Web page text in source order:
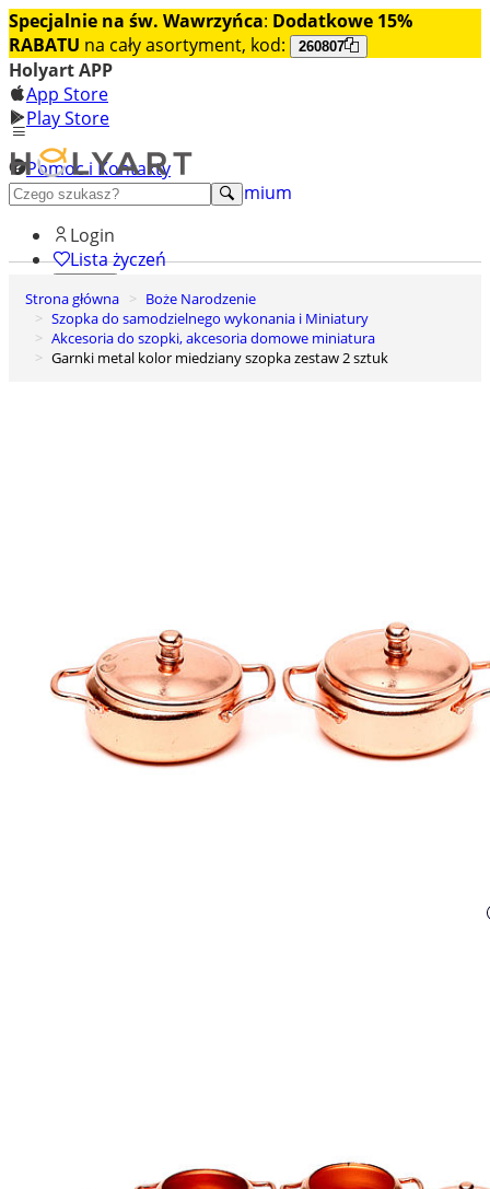
Specjalnie na św. Wawrzyńca: Dodatkowe 15%
RABATU na cały asortyment, kod: 260807
Holyart APP
App Store
Play Store
Pomoc i Kontakty
+48 222 922 860
Odkryj premium
Login
Lista życzeń
0
Koszyk
Strona główna
Boże Narodzenie
Szopka do samodzielnego wykonania i Miniatury
Akcesoria do szopki, akcesoria domowe miniatura
Garnki metal kolor miedziany szopka zestaw 2 sztuk